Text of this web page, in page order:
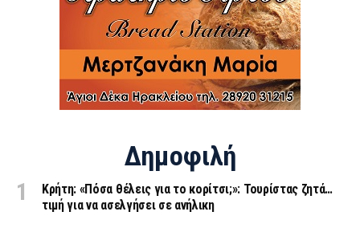
Δημοφιλή
Κρήτη: «Πόσα θέλεις για το κορίτσι;»: Τουρίστας ζητά…
τιμή για να ασελγήσει σε ανήλικη